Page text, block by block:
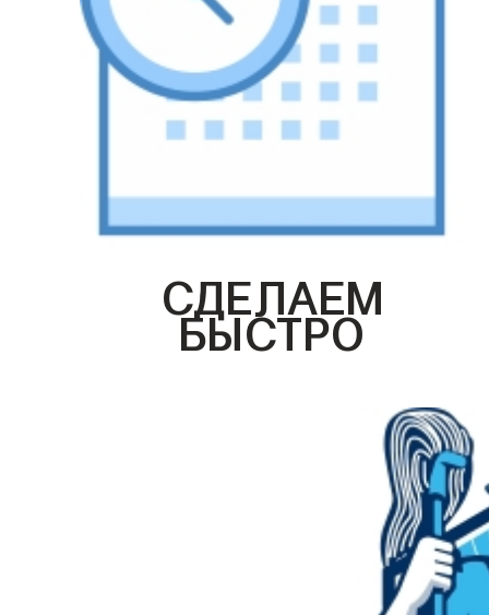
СДЕЛАЕМ
БЫСТРО